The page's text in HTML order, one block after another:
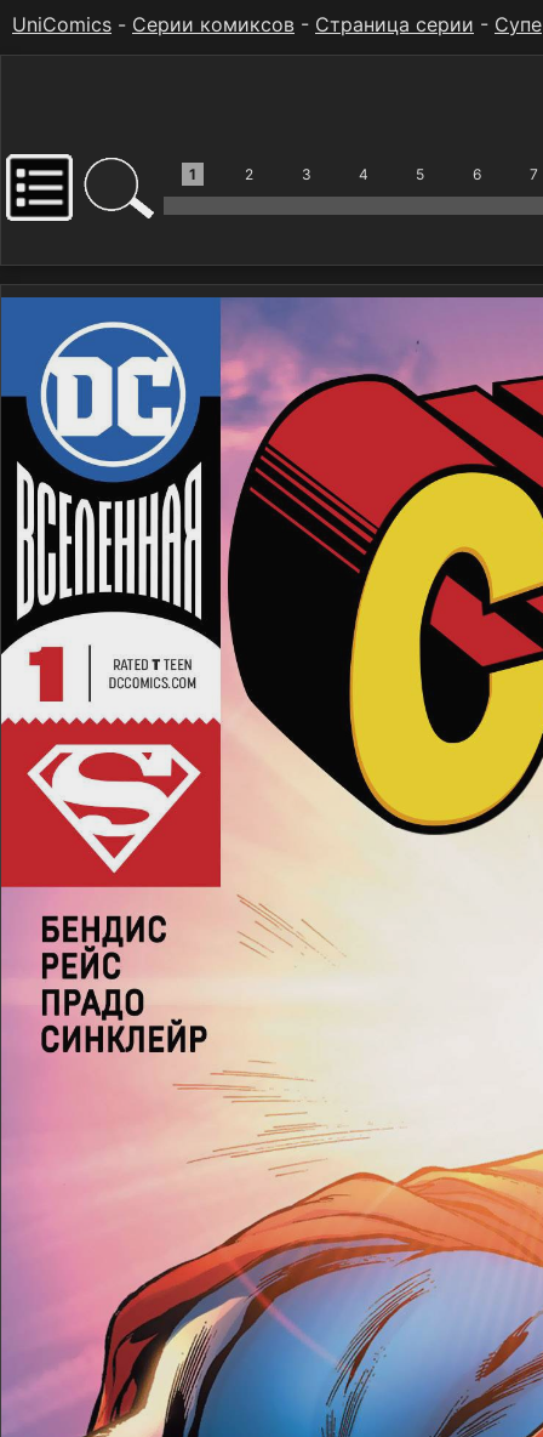
UniComics - Серии комиксов - Страница серии -
1 2 3 4 5 6 7